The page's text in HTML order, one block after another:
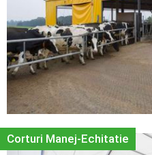
Corturi Manej-Echitatie